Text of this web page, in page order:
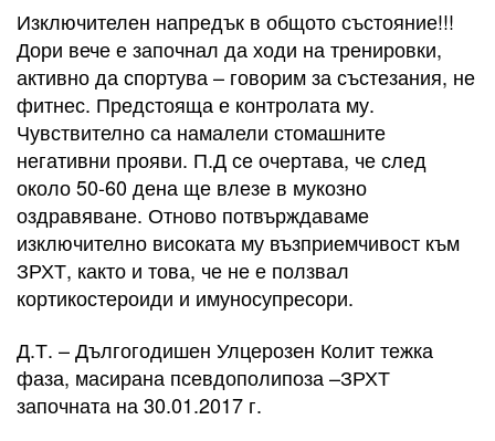
Изключителен напредък в общото състояние!!!
Дори вече е започнал да ходи на тренировки,
активно да спортува – говорим за състезания, не
фитнес. Предстояща е контролата му.
Чувствително са намалели стомашните
негативни прояви. П.Д се очертава, че след
около 50-60 дена ще влезе в мукозно
оздравяване. Отново потвърждаваме
изключително високата му възприемчивост към
ЗРХТ, както и това, че не е ползвал
кортикостероиди и имуносупресори.
Д.Т. – Дългогодишен Улцерозен Колит тежка
фаза, масирана псевдополипоза –ЗРХТ
започната на 30.01.2017 г.